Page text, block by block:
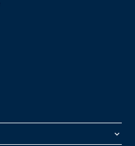
keyboard_arrow_down